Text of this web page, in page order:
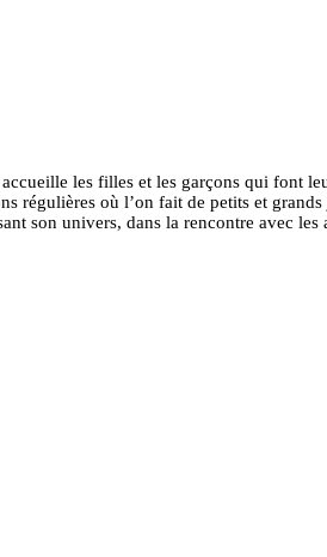
les filles et les garçons qui font
régulières où l’on fait de petits et
son univers, dans la rencontre avec les